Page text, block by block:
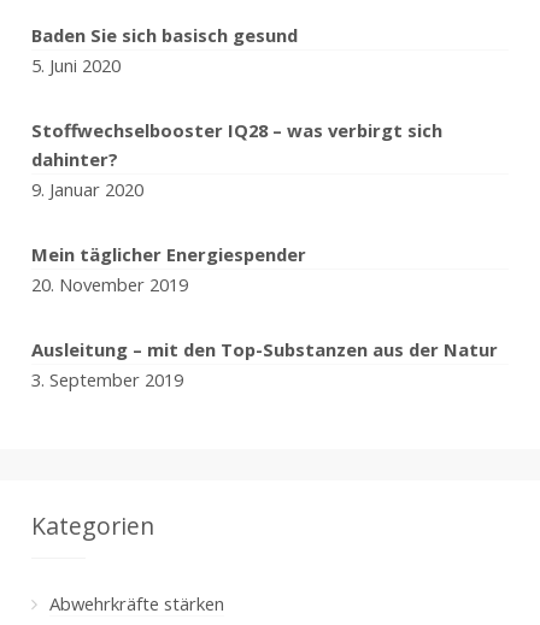
Baden Sie sich basisch gesund
5. Juni 2020
Stoffwechselbooster IQ28 – was verbirgt sich
dahinter?
9. Januar 2020
Mein täglicher Energiespender
20. November 2019
Ausleitung – mit den Top-Substanzen aus der Natur
3. September 2019
Kategorien
Abwehrkräfte stärken